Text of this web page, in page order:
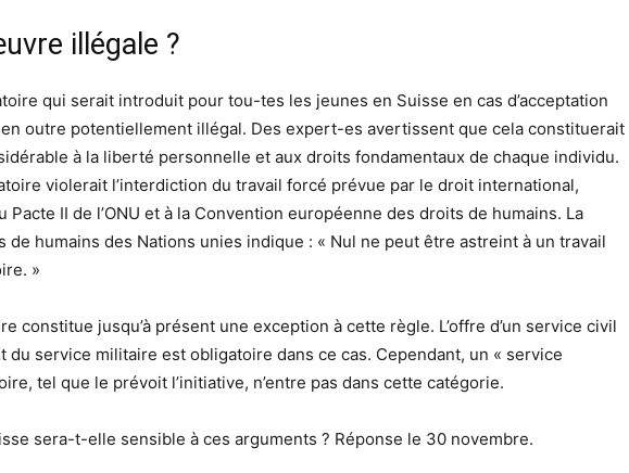
illégale ?
qui serait introduit pour tou-tes les jeunes en Suisse en cas d’acceptation
en outre potentiellement illégal. Des expert-es avertissent que cela constituerait
à la liberté personnelle et aux droits fondamentaux de chaque individu.
violerait l’interdiction du travail forcé prévue par le droit international,
Pacte II de l’ONU et à la Convention européenne des droits de humains. La
de humains des Nations unies indique : « Nul ne peut être astreint à un travail
»
constitue jusqu’à présent une exception à cette règle. L’offre d’un service civil
du service militaire est obligatoire dans ce cas. Cependant, un « service
tel que le prévoit l’initiative, n’entre pas dans cette catégorie.
sera-t-elle sensible à ces arguments ? Réponse le 30 novembre.